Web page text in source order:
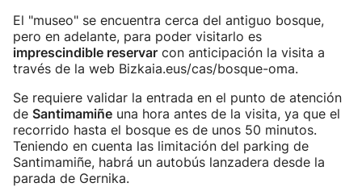
El "museo" se encuentra cerca del antiguo bosque,
pero en adelante, para poder visitarlo es
imprescindible reservar con anticipación la visita a
través de la web Bizkaia.eus/cas/bosque-oma.
Se requiere validar la entrada en el punto de atención
de Santimamiñe una hora antes de la visita, ya que el
recorrido hasta el bosque es de unos 50 minutos.
Teniendo en cuenta las limitación del parking de
Santimamiñe, habrá un autobús lanzadera desde la
parada de Gernika.